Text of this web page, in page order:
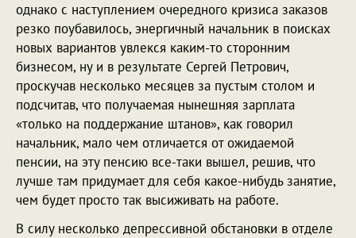
однако с наступлением очередного кризиса заказов
резко поубавилось, энергичный начальник в поисках
новых вариантов увлекся каким-то сторонним
бизнесом, ну и в результате Сергей Петрович,
проскучав несколько месяцев за пустым столом и
подсчитав, что получаемая нынешняя зарплата
«только на поддержание штанов», как говорил
начальник, мало чем отличается от ожидаемой
пенсии, на эту пенсию все-таки вышел, решив, что
лучше там придумает для себя какое-нибудь занятие,
чем будет просто так высиживать на работе.
В силу несколько депрессивной обстановки в отделе